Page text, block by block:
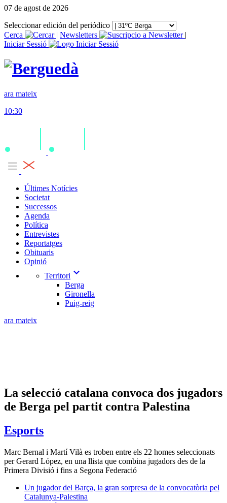
07 de agost de 2026
Seleccionar edición del periódico
Cerca
| Newsletters
|
Iniciar Sessió
ara mateix
10:30
Últimes Notícies
Societat
Successos
Agenda
Política
Entrevistes
Reportatges
Obituaris
Opinió
Territori expand_more
Berga
Gironella
Puig-reig
ara mateix
La selecció catalana convoca dos jugadors
de Berga pel partit contra Palestina
Esports
Marc Bernal i Martí Vilà es troben entre els 22 homes seleccionats
per Gerard López, en una llista que combina jugadors des de la
Primera Divisió i fins a Segona Federació
Un jugador del Barça, la gran sorpresa de la convocatòria pel
Catalunya-Palestina